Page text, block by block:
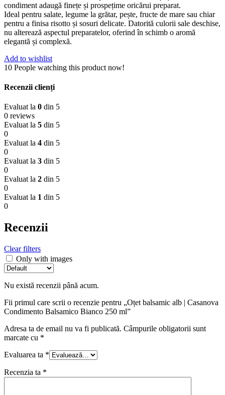
condiment adaugă finețe și prospețime oricărui preparat.
Ideal pentru salate, legume la grătar, pește, fructe de mare sau chiar
pentru a finisa risotto și sosuri delicate. Datorită culorii sale deschise,
nu alterează aspectul preparatelor, oferind în schimb o aromă
elegantă și complexă.
Add to wishlist
10 People watching this product now!
Recenzii clienți
Evaluat la 0 din 5
0 reviews
Evaluat la 5 din 5
0
Evaluat la 4 din 5
0
Evaluat la 3 din 5
0
Evaluat la 2 din 5
0
Evaluat la 1 din 5
0
Recenzii
Clear filters
Only with images
Nu există recenzii până acum.
Fii primul care scrii o recenzie pentru „Oțet balsamic alb | Casanova
Condimento Balsamico Bianco 250 ml”
Adresa ta de email nu va fi publicată. Câmpurile obligatorii sunt
marcate cu *
Evaluarea ta *
Recenzia ta *